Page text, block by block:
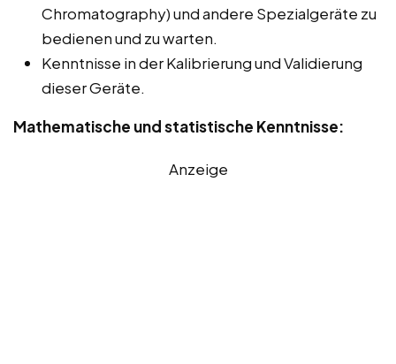
Chromatography) und andere Spezialgeräte zu
bedienen und zu warten.
Kenntnisse in der Kalibrierung und Validierung
dieser Geräte.
Mathematische und statistische Kenntnisse:
Anzeige